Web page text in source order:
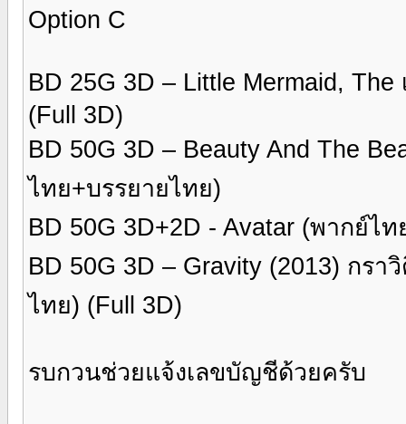
Option C
BD 25G 3D – Little Mermaid,
(Full 3D)
BD 50G 3D – Beauty And The
ไทย+บรรยายไทย)
BD 50G 3D+2D - Avatar (พากย์ไ
BD 50G 3D – Gravity (2013) กร
ไทย) (Full 3D)
รบกวนช่วยแจ้งเลขบัญชีด้วยครับ